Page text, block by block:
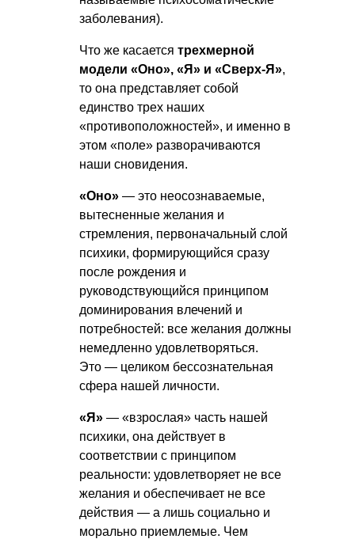
заболевания).
Что же касается трехмерной
модели «Оно», «Я» и «Сверх-Я»,
то она представляет собой
единство трех наших
«противоположностей», и именно в
этом «поле» разворачиваются
наши сновидения.
«Оно» — это неосознаваемые,
вытесненные желания и
стремления, первоначальный слой
психики, формирующийся сразу
после рождения и
руководствующийся принципом
доминирования влечений и
потребностей: все желания должны
немедленно удовлетворяться.
Это — целиком бессознательная
сфера нашей личности.
«Я» — «взрослая» часть нашей
психики, она действует в
соответствии с принципом
реальности: удовлетворяет не все
желания и обеспечивает не все
действия — а лишь социально и
морально приемлемые. Чем